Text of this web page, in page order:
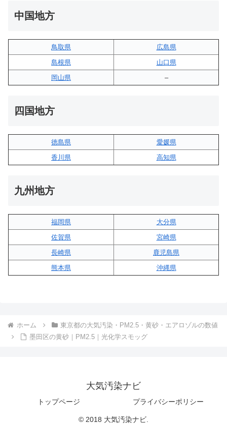
中国地方
鳥取県
広島県
島根県
山口県
岡山県
–
四国地方
徳島県
愛媛県
香川県
高知県
九州地方
福岡県
大分県
佐賀県
宮崎県
長崎県
鹿児島県
熊本県
沖縄県
ホーム
東京都の大気汚染・PM2.5・黄砂・エアロゾルの数値
墨田区の黄砂｜PM2.5｜光化学スモッグ
大気汚染ナビ
トップページ プライバシーポリシー
© 2018 大気汚染ナビ.